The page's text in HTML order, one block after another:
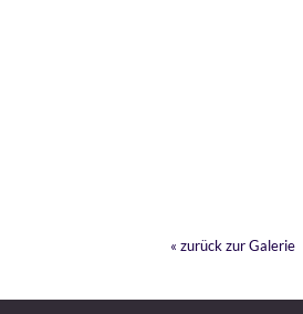
« zurück zur Galerie